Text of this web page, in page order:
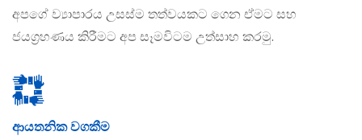
අපගේ ව්‍යාපාරය උසස්ම තත්වයකට ගෙන ඒමට සහ
ජයග‍්‍රහණය කිරීමට අප සෑමවිටම උත්සාහ කරමු.
ආයතනික වගකීම